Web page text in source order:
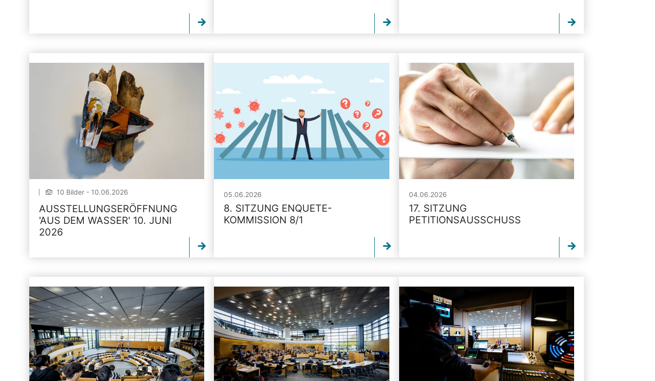
10 Bilder - 10.06.2026
AUSSTELLUNGSERÖFFNUNG
'AUS DEM WASSER' 10. JUNI
2026
05.06.2026
8. SITZUNG ENQUETE-
KOMMISSION 8/1
04.06.2026
17. SITZUNG
PETITIONSAUSSCHUSS